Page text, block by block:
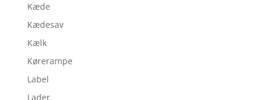
Kæde
Kædesav
Kælk
Kørerampe
Label
Lader